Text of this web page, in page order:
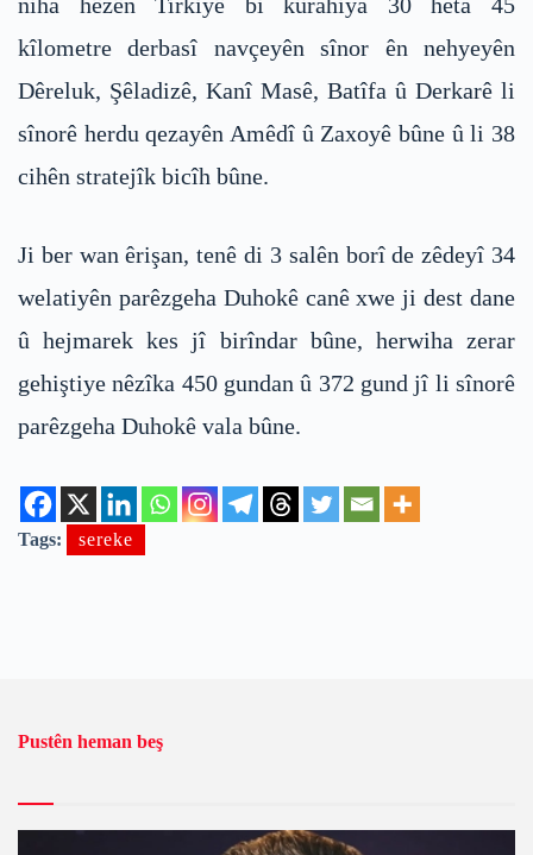
niha hêzên Tirkiyê bi kûrahiya 30 heta 45
kîlometre derbasî navçeyên sînor ên nehyeyên
Dêreluk, Şêladizê, Kanî Masê, Batîfa û Derkarê li
sînorê herdu qezayên Amêdî û Zaxoyê bûne û li 38
cihên stratejîk bicîh bûne.
Ji ber wan êrişan, tenê di 3 salên borî de zêdeyî 34
welatiyên parêzgeha Duhokê canê xwe ji dest dane
û hejmarek kes jî birîndar bûne, herwiha zerar
gehiştiye nêzîka 450 gundan û 372 gund jî li sînorê
parêzgeha Duhokê vala bûne.
Tags: sereke
Pustên heman beş